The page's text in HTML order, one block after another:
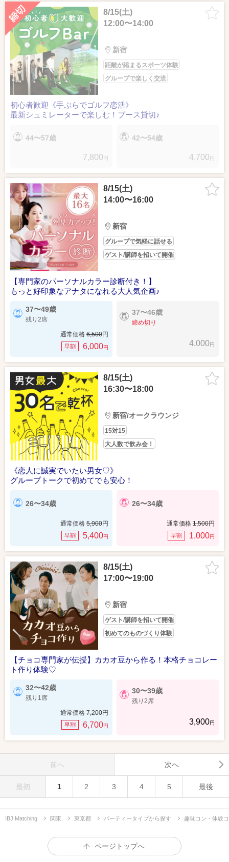
8/15(土)
12:00〜14:00
新宿
距離が縮まるスポーツ体験
グループで楽しく交流
初心者歓迎《手ぶらでゴルフ恋活》
最新シュミレーターで楽しむ！ブース貸切♪
44〜57歳
7,800 円
42〜54歳
4,700 円
8/15(土)
14:00〜16:00
新宿
グループで気軽に話せる
ゲスト/講師を招いて開催
【専門家のパーソナルカラー診断付き！】
もっと好印象なアナタになれる大人気企画♪
37〜49歳
残り2席
通常価格 6,500円
早割 6,000円
37〜46歳
締め切り
4,000円
8/15(土)
16:30〜18:00
新宿/オークラウンジ
15対15
大人数で飲み会！
《恋人に誠実でいたい男女♡》
グループトークで初めてでも安心！
26〜34歳
通常価格 5,900円
早割 5,400円
26〜34歳
通常価格 1,500円
早割 1,000円
8/15(土)
17:00〜19:00
新宿
ゲスト/講師を招いて開催
初めてのものづくり体験
【チョコ専門家が伝授】カカオ豆から作る！本格チョコレー
ト作り体験♡
32〜42歳
残り1席
通常価格 7,200円
早割 6,700円
30〜39歳
残り2席
3,900円
前へ 次へ
最初 1 2 3 4 5 最後
IBJ Matching 関東 東京都 パーティータイプから探す 趣味コン・体験
ページトップへ